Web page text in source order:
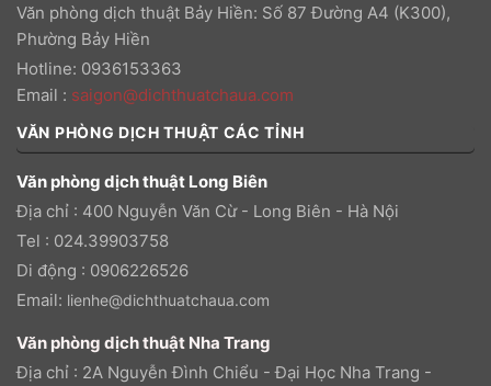
Văn phòng dịch thuật Bảy Hiền: Số 87 Đường A4 (K300),
Phường Bảy Hiền
Hotline: 0936153363
Email : saigon@dichthuatchaua.com
VĂN PHÒNG DỊCH THUẬT CÁC TỈNH
Văn phòng dịch thuật Long Biên
Địa chỉ : 400 Nguyễn Văn Cừ - Long Biên - Hà Nội
Tel : 024.39903758
Di động : 0906226526
Email: lienhe@dichthuatchaua.com
Văn phòng dịch thuật Nha Trang
Địa chỉ : 2A Nguyễn Đình Chiểu - Đại Học Nha Trang -